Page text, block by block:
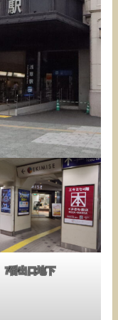
7番出口地下